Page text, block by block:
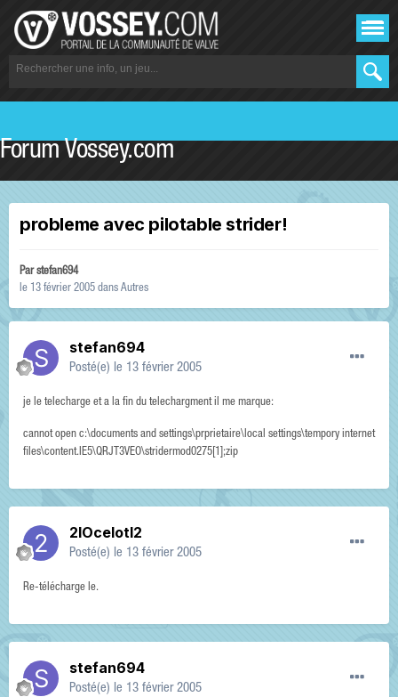
Forum Vossey.com
probleme avec pilotable strider!
Parstefan694
le 13 février 2005 dans Autres
stefan694
Posté(e) le 13 février 2005
je le telecharge et a la fin du telechargment il me marque:
cannot open c:\documents and settings\prprietaire\local settings\tempory internet
files\content.IE5\QRJT3VEO\stridermod0275[1];zip
2IOcelotI2
Posté(e) le 13 février 2005
Re-télécharge le.
stefan694
Posté(e) le 13 février 2005